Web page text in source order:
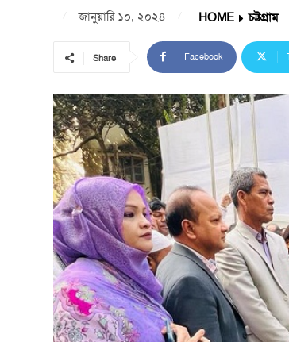
জানুয়ারি ১০, ২০২৪ HOME চট্টগ্রাম
Share Facebook